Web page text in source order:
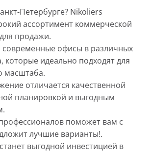
Петербурге? Nikoliers
ассортимент коммерческой
продажи.
офисы в различных
которые идеально подходят для
масштаба.
отличается качественной
планировкой и выгодным
поможет вам с
лучшие варианты!.
выгодной инвестицией в